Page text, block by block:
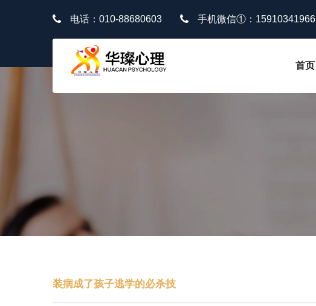
电话：010-88680603 手机微信①：15910341966
首页
装病成了孩子逃学的必杀技